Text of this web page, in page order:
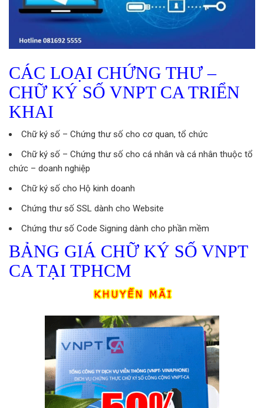
CÁC LOẠI CHỨNG THƯ –
CHỮ KÝ SỐ VNPT CA TRIỂN
KHAI
Chữ ký số – Chứng thư số cho cơ quan, tổ chức
Chữ ký số – Chứng thư số cho cá nhân và cá nhân thuộc tổ
chức – doanh nghiệp
Chữ ký số cho Hộ kinh doanh
Chứng thư số SSL dành cho Website
Chứng thư số Code Signing dành cho phần mềm
BẢNG GIÁ CHỮ KÝ SỐ VNPT
CA TẠI TPHCM